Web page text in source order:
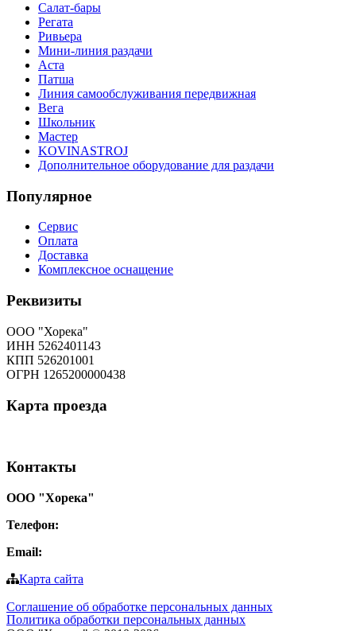
Салат-бары
Регата
Ривьера
Мини-линия раздачи
Аста
Патша
Линия самообслуживания передвижная
Вега
Школьник
Мастер
KOVINASTROJ
Дополнительное оборудование для раздачи
Популярное
Сервис
Оплата
Доставка
Комплексное оснащение
Реквизиты
ООО "Хорека"
ИНН 5262401143
КПП 526201001
ОГРН 1265200000438
Карта проезда
Контакты
ООО "Хорека"
Телефон:
Email:
Карта сайта
Соглашение об обработке персональных данных
Политика обработки персональных данных